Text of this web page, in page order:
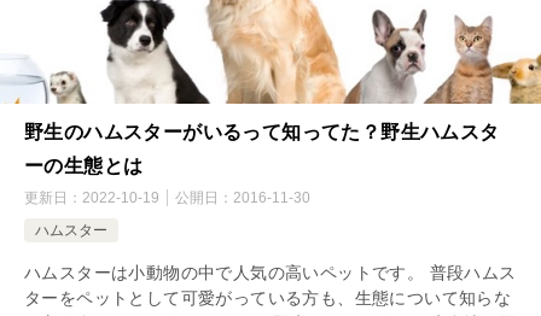
野生のハムスターがいるって知ってた？野生ハムスタ
ーの生態とは
更新日： 2022-10-19 公開日： 2016-11-30
ハムスター
ハムスターは小動物の中で人気の高いペットです。 普段ハムス
ターをペットとして可愛がっている方も、生態について知らな